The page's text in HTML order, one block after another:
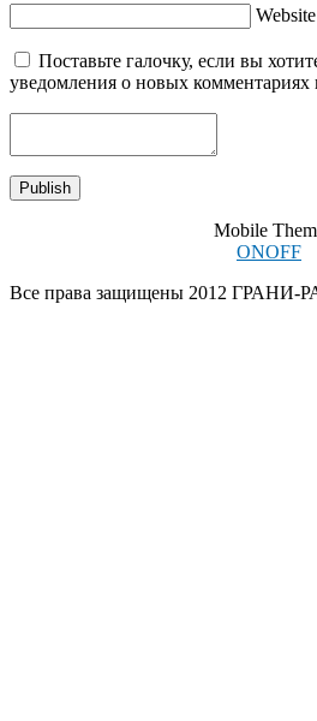
Website
Поставьте галочку, если вы
уведомления о новых комментариях
Mobile
ONOFF
Все права защищены 2012 ГРАНИ-